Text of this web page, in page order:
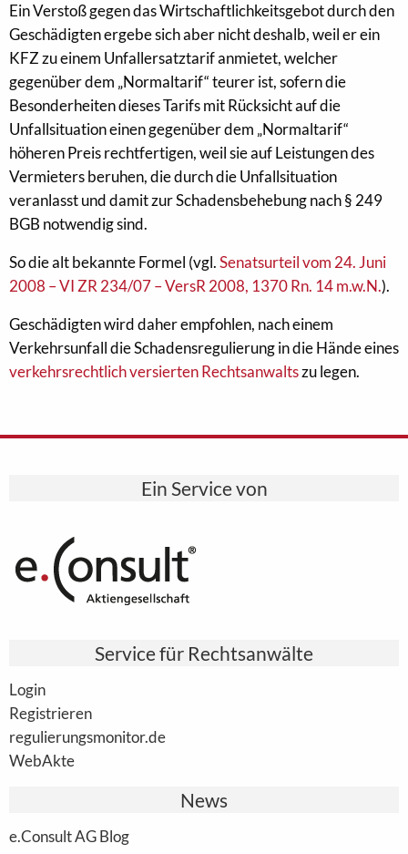
Ein Verstoß gegen das Wirtschaftlichkeitsgebot durch den
Geschädigten ergebe sich aber nicht deshalb, weil er ein
KFZ zu einem Unfallersatztarif anmietet, welcher
gegenüber dem „Normaltarif“ teurer ist, sofern die
Besonderheiten dieses Tarifs mit Rücksicht auf die
Unfallsituation einen gegenüber dem „Normaltarif“
höheren Preis rechtfertigen, weil sie auf Leistungen des
Vermieters beruhen, die durch die Unfallsituation
veranlasst und damit zur Schadensbehebung nach § 249
BGB notwendig sind.
So die alt bekannte Formel (vgl.Senatsurteil vom 24. Juni
2008 – VI ZR 234/07 – VersR 2008, 1370 Rn. 14 m.w.N.).
Geschädigten wird daher empfohlen, nach einem
Verkehrsunfall die Schadensregulierung in die Hände eines
verkehrsrechtlich versierten Rechtsanwaltszu legen.
Ein Service von
Service für Rechtsanwälte
Login
Registrieren
regulierungsmonitor.de
WebAkte
News
e.Consult AG Blog